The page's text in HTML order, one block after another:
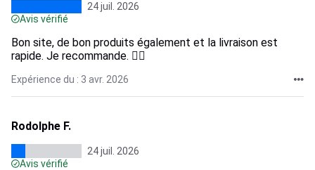
24 juil. 2026
Avis vérifié
Bon site, de bon produits également et la livraison est
rapide. Je recommande. 👍🏾
Expérience du : 3 avr. 2026
Rodolphe F.
24 juil. 2026
Avis vérifié